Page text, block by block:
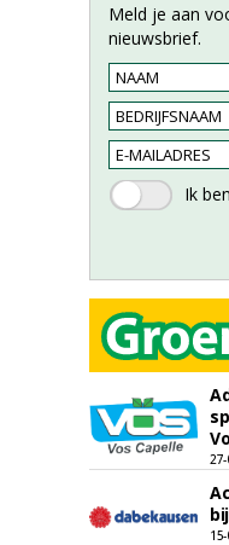
Meld je aan
nieuwsbrief.